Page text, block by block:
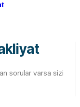
sorular varsa sizi